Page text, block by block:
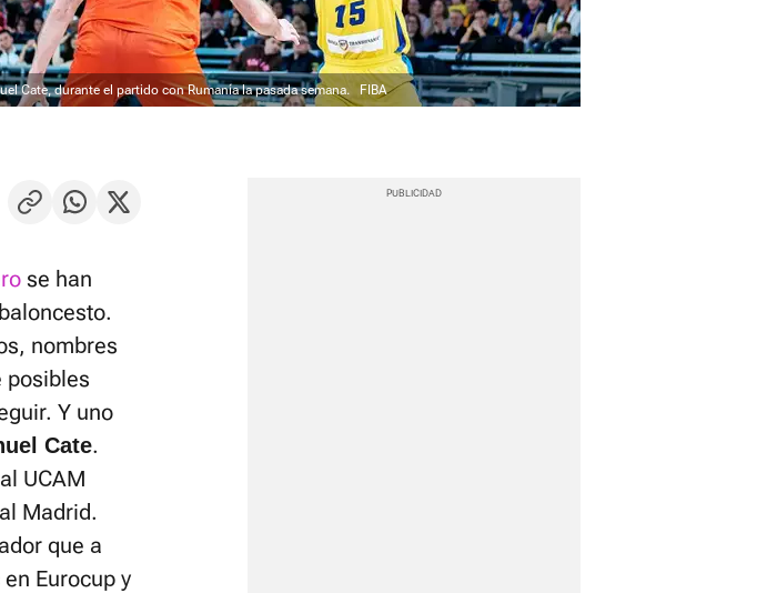
Cate, durante el partido con Rumanía la pasada semana. FIBA
se han
nombres
posibles
Y uno
Cate.
UCAM
Madrid.
que a
Eurocup y